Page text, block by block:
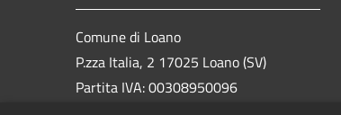
Comune di Loano
P.zza Italia, 2 17025 Loano (SV)
Partita IVA: 00308950096